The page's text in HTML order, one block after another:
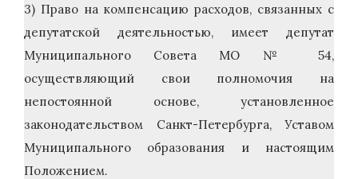
3) Право на компенсацию расходов, связанных с
депутатской деятельностью, имеет депутат
Муниципального Совета МО № 54,
осуществляющий свои полномочия на
непостоянной основе, установленное
законодательством Санкт-Петербурга, Уставом
Муниципального образования и настоящим
Положением.